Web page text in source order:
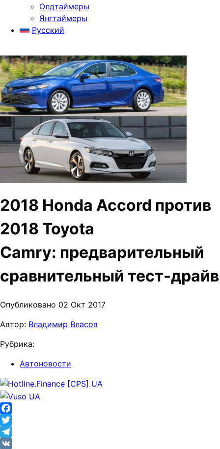
Олдтаймеры
Янгтаймеры
Русский
2018 Honda Accord против
2018 Toyota
Camry: предварительный
сравнительный тест-драйв
Опубликовано 02 Окт 2017
Автор: Владимир Власов
Рубрика:
Автоновости
Facebook
Twitter
Telegram